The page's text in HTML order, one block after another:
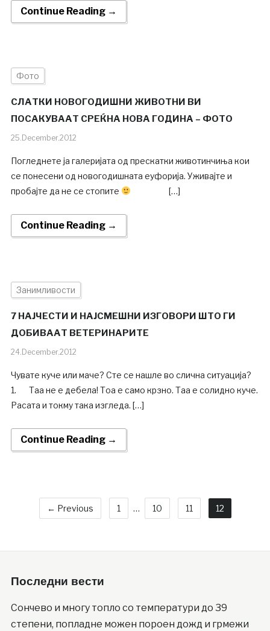
Continue Reading →
Фото
СЛАТКИ НОВОГОДИШНИ ЖИВОТНИ ВИ
ПОСАКУВААТ СРЕЌНА НОВА ГОДИНА – ФОТО
25.December.2012
Погледнете ја галеријата од прескатки животинчиња кои
се понесени од новогодишната еуфорија. Уживајте и
пробајте да не се стопите
[…]
Continue Reading →
Занимливости
7 НАЈЧЕСТИ И НАЈСМЕШНИ ИЗГОВОРИ ШТО ГИ
ДОБИВААТ ВЕТЕРИНАРИТЕ
24.December.2012
Чувате куче или маче? Сте се нашле во слична ситуација?
1. Таа не е дебела! Тоа е само крзно. Таа е солидно куче.
Расата и токму така изгледа. […]
Continue Reading →
← Previous 1 … 10 11 12
Последни вести
Сончево и многу топло со температури до 39
степени, попладне можен пороен дожд и грмежи